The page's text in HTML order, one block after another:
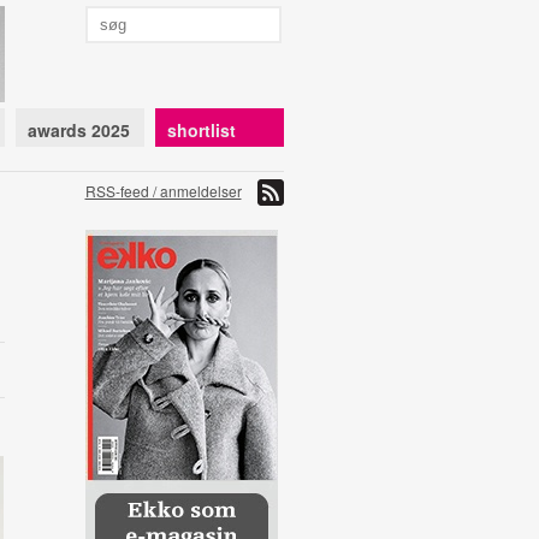
awards 2025 shortlist
RSS-feed / anmeldelser